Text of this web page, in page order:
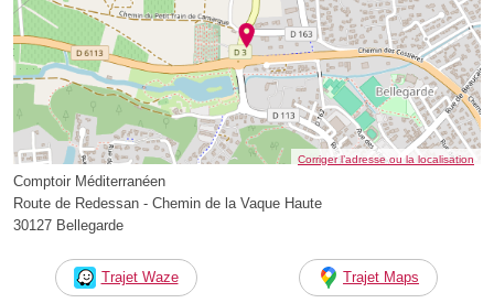
Corriger l’adresse ou la localisation
Comptoir Méditerranéen
Route de Redessan - Chemin de la Vaque Haute
30127 Bellegarde
Trajet Waze Trajet Maps